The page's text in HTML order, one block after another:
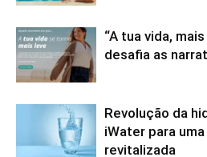
“A tua vida,
desafia as
Revolução da
iWater para
revitalizada